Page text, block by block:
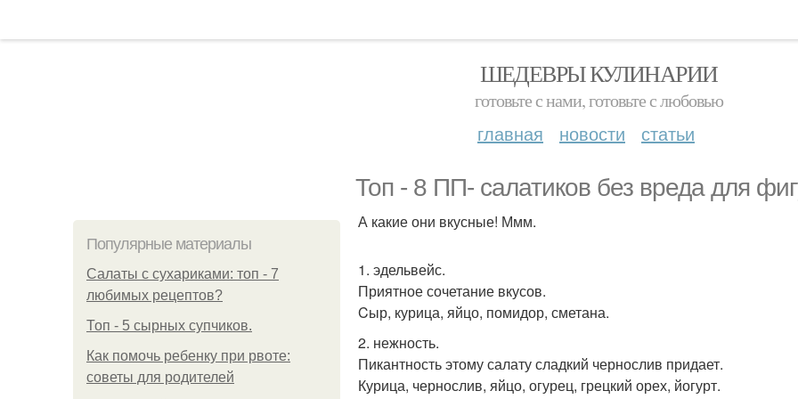
ШЕДЕВРЫ КУЛИНАРИИ
готовьте с нами, готовьте с любовью
главная новости статьи
Топ - 8 ПП- салатиков без вреда для
Популярные материалы
Салаты с сухариками: топ - 7
любимых рецептов?
Топ - 5 сырных супчиков.
Как помочь ребенку при рвоте:
советы для родителей
А какие они вкусные! Ммм.
1. эдельвейс.
Приятное сочетание вкусов.
Cыр, курица, яйцо, помидор, сметана.
2. нежность.
Пикантность этому салату сладкий чернослив придает.
Курица, чернослив, яйцо, огурец, грецкий орех, йогурт.